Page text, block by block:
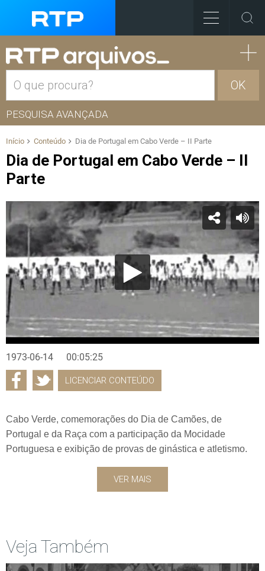
OK
PESQUISA AVANÇADA
Início Conteúdo Dia de Portugal em Cabo Verde – II Parte
Dia de Portugal em Cabo Verde – II
Parte
1973-06-14 00:05:25
LICENCIAR CONTEÚDO
Cabo Verde, comemorações do Dia de Camões, de
Portugal e da Raça com a participação da Mocidade
Portuguesa e exibição de provas de ginástica e atletismo.
VER MAIS
Veja Também